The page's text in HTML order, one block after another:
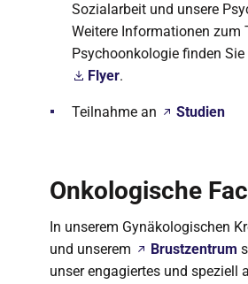
Sozialarbeit und unsere
Weitere Informationen zum
Psychoonkologie finden Sie
Flyer.
Teilnahme an Studien
Onkologische
In unserem Gynäkologischen
und unserem
Brustzentrum
unser engagiertes und speziell